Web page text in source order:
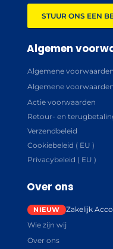
STUUR ONS EEN
Algemen
Algemene
Algemene voorwaarden
Actie voorwaarden
Retour- en
Verzendbeleid
Cookiebeleid ( EU )
Privacybeleid ( EU )
Over ons
Zakelijk
Wie zijn wij
Over ons